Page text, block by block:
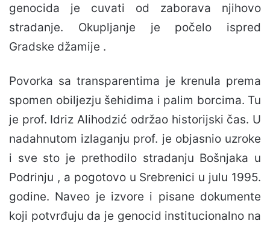
genocida je cuvati od zaborava njihovo
stradanje. Okupljanje je počelo ispred
Gradske džamije .
Povorka sa transparentima je krenula prema
spomen obiljezju šehidima i palim borcima. Tu
je prof. Idriz Alihodzić održao historijski čas. U
nadahnutom izlaganju prof. je objasnio uzroke
i sve sto je prethodilo stradanju Bošnjaka u
Podrinju , a pogotovo u Srebrenici u julu 1995.
godine. Naveo je izvore i pisane dokumente
koji potvrđuju da je genocid institucionalno na